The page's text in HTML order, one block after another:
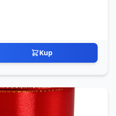
Kup